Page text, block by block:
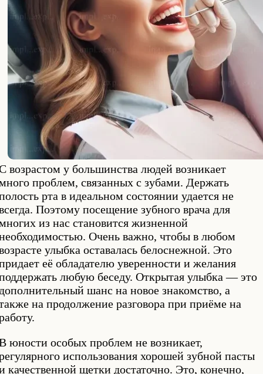
возрастом у большинства людей возникает
проблем, связанных с зубами. Держать
рта в идеальном состоянии удается не
Поэтому посещение зубного врача для
из нас становится жизненной
Очень важно, чтобы в любом
улыбка оставалась белоснежной. Это
её обладателю уверенности и желания
любую беседу. Открытая улыбка — это
шанс на новое знакомство, а
на продолжение разговора при приёме на
юности особых проблем не возникает,
использования хорошей зубной пасты
качественной щетки достаточно. Это, конечно,